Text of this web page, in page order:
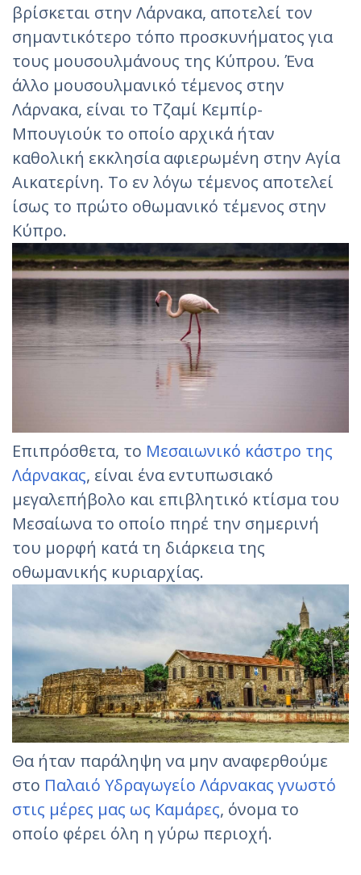
βρίσκεται στην Λάρνακα, αποτελεί τον
σημαντικότερο τόπο προσκυνήματος για
τους μουσουλμάνους της Κύπρου. Ένα
άλλο μουσουλμανικό τέμενος στην
Λάρνακα, είναι το Τζαμί Κεμπίρ-
Μπουγιούκ το οποίο αρχικά ήταν
καθολική εκκλησία αφιερωμένη στην Αγία
Αικατερίνη. Το εν λόγω τέμενος αποτελεί
ίσως το πρώτο οθωμανικό τέμενος στην
Κύπρο.
Επιπρόσθετα, το Μεσαιωνικό κάστρο της
Λάρνακας, είναι ένα εντυπωσιακό
μεγαλεπήβολο και επιβλητικό κτίσμα του
Μεσαίωνα το οποίο πηρέ την σημερινή
του μορφή κατά τη διάρκεια της
οθωμανικής κυριαρχίας.
Θα ήταν παράληψη να μην αναφερθούμε
στο Παλαιό Υδραγωγείο Λάρνακας γνωστό
στις μέρες μας ως Καμάρες, όνομα το
οποίο φέρει όλη η γύρω περιοχή.